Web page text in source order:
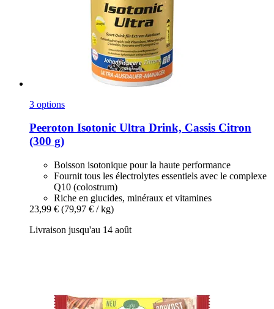
3 options
Peeroton Isotonic Ultra Drink, Cassis Citron
(300 g)
Boisson isotonique pour la haute performance
Fournit tous les électrolytes essentiels avec le complexe
Q10 (colostrum)
Riche en glucides, minéraux et vitamines
23,99 € (79,97 € / kg)
Livraison jusqu'au 14 août